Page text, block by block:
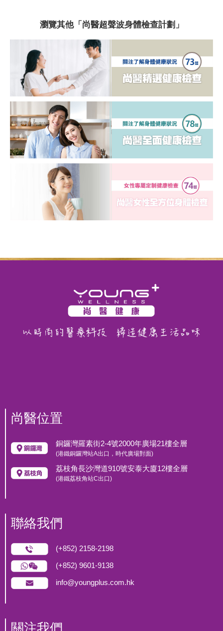
中性白血球
淋巴球
單核白血球
嗜酸性白血球
嗜鹼性白血球
紅血球
血紅蛋白
紅血球壓積量
平均血容積
平均血紅蛋白
平均血紅蛋白濃度
紅血球分佈寬度
血小板
血型檢查
糖尿
紅血球沉降率
痛風
尿酸
顏色
混濁度
比重
白細胞
血液
尿糖
瀏覽其他「尚醫超聲波身體檢查計劃」
尚醫位置
銅鑼灣羅素街2-4號2000年廣場21樓全層
(港鐵銅鑼灣站A出口，時代廣場對面)
荔枝角長沙灣道910號安泰大廈12樓全層
(港鐵荔枝角站C出口)
聯絡我們
(+852) 2158-2198
(+852) 9601-9138
info@youngplus.com.hk
關注我們